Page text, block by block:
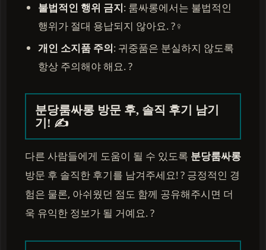
불법적인 행위 금지: 룸싸롱에서는 불법적인
행위가 절대 용납되지 않아요. ?‍♀️
개인 소지품 주의: 귀중품은 분실하지 않도록
항상 주의해야 해요. ?
분당룸싸롱 방문 후, 솔직 후기 남기
기! ✍️
다른 사람들에게 도움이 될 수 있도록 분당룸싸롱
방문 후 솔직한 후기를 남겨주세요! ? 긍정적인 경
험은 물론, 아쉬웠던 점도 함께 공유해주시면 더
욱 유익한 정보가 될 거예요. ?